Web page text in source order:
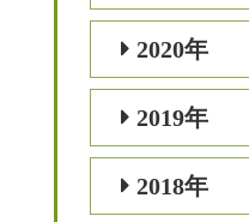
2020年
2019年
2018年